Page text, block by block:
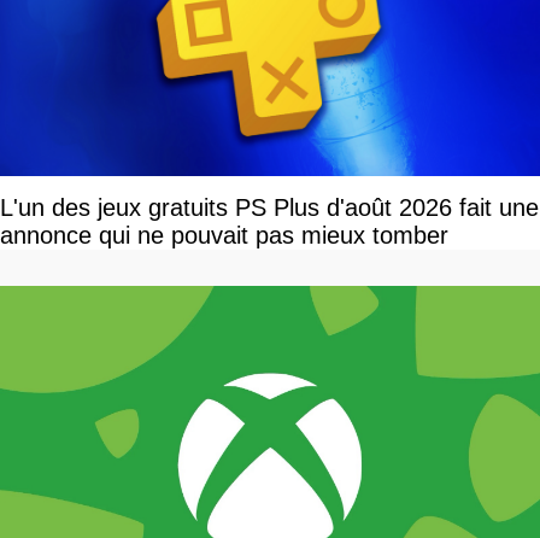
L'un des jeux gratuits PS Plus d'août 2026 fait une
annonce qui ne pouvait pas mieux tomber